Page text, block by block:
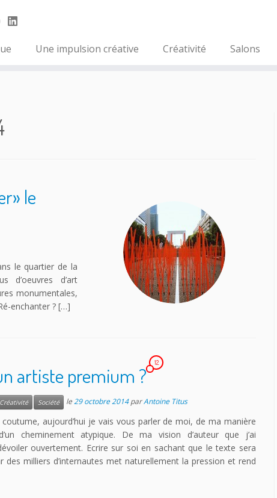
Une impulsion créative Créativité Salons
le
le quartier de la
d’oeuvres d’art
monumentales,
enchanter ? […]
artiste premium ?
12
Créativité Société le29 octobre 2014 parAntoine Titus
aujourd’hui je vais vous parler de moi, de ma manière
cheminement atypique. De ma vision d’auteur que j’ai
ouvertement. Ecrire sur soi en sachant que le texte sera
des milliers d’internautes met naturellement la pression et rend